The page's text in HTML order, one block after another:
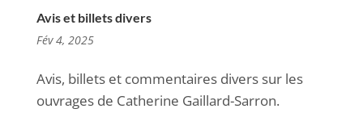
Avis et billets divers
Fév 4, 2025
Avis, billets et commentaires divers sur les
ouvrages de Catherine Gaillard-Sarron.